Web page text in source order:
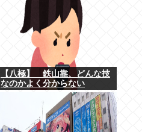
【八極】 鉄山靠、どんな技
なのかよく分からない